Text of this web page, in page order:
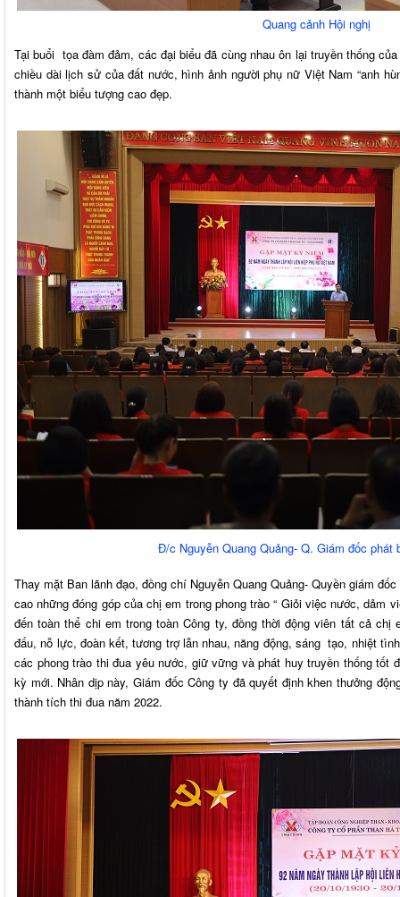
Quang cảnh Hội nghị
Tại buổi tọa đàm đảm, các đại biểu đã cùng nhau ôn lại truyền thống
chiều dài lịch sử của đất nước, hình ảnh người phụ nữ Việt Nam “anh
thành một biểu tượng cao đẹp.
Đ/c Nguyễn Quang Quảng- Q. Giám đốc phát
Thay mặt Ban lãnh đạo, đồng chí Nguyễn Quang Quảng- Quyền giám
cao những đóng góp của chị em trong phong trào “ Giỏi việc nước, dảm
đến toàn thể chi em trong toàn Công ty, đồng thời động viên tất cả
đấu, nỗ lực, đoàn kết, tương trợ lẫn nhau, năng động, sáng tạo, nhiệt
các phong trào thi đua yêu nước, giữ vững và phát huy truyền thống tốt
kỳ mới. Nhân dịp này, Giám đốc Công ty đã quyết định khen thưởng
thành tích thi đua năm 2022.